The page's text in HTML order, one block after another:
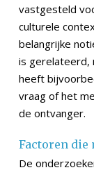
vastgesteld
culturele
belangrijke
is gerelateerd,
heeft
vraag of het
de ontvanger.
Factoren
De